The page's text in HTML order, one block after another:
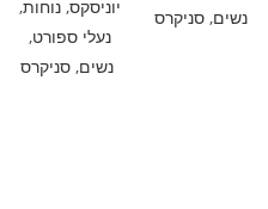
נשים, סניקרס
יוניסקס,נוחות,
נעלי ספורט,
נשים, סניקרס